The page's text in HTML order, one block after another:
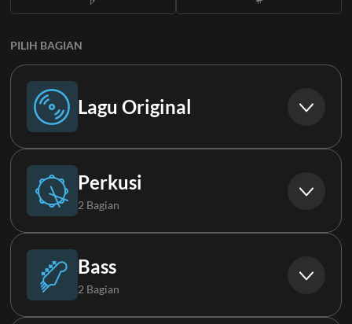
PILIH BAGIAN
Lagu Original
Lagu Original
Perkusi
2 Bagian
Drums
Bass
2 Bagian